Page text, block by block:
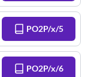
PO2P/x/5
PO2P/x/6